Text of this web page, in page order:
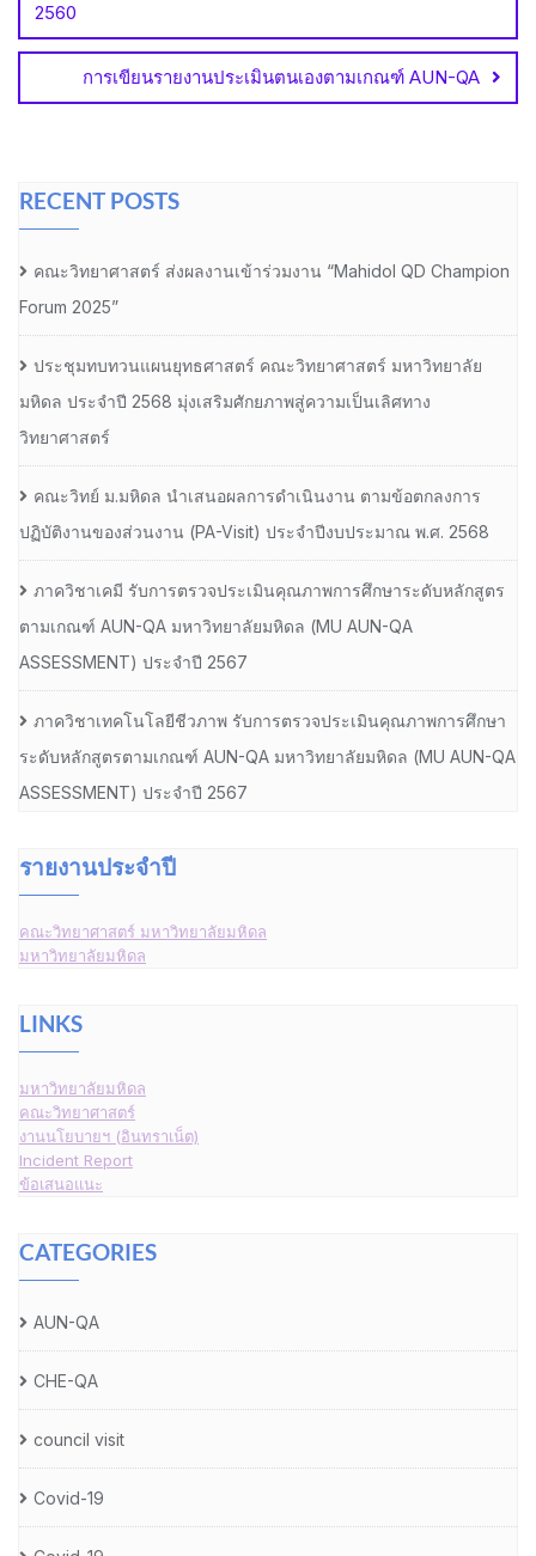
2560
การเขียนรายงานประเมินตนเองตามเกณฑ์ AUN-QA
RECENT POSTS
คณะวิทยาศาสตร์ ส่งผลงานเข้าร่วมงาน “Mahidol QD Champion
Forum 2025”
ประชุมทบทวนแผนยุทธศาสตร์ คณะวิทยาศาสตร์ มหาวิทยาลัย
มหิดล ประจำปี 2568 มุ่งเสริมศักยภาพสู่ความเป็นเลิศทาง
วิทยาศาสตร์
คณะวิทย์ ม.มหิดล นำเสนอผลการดำเนินงาน ตามข้อตกลงการ
ปฏิบัติงานของส่วนงาน (PA-Visit) ประจำปีงบประมาณ พ.ศ. 2568
ภาควิชาเคมี รับการตรวจประเมินคุณภาพการศึกษาระดับหลักสูตร
ตามเกณฑ์ AUN-QA มหาวิทยาลัยมหิดล (MU AUN-QA
ASSESSMENT) ประจำปี 2567
ภาควิชาเทคโนโลยีชีวภาพ รับการตรวจประเมินคุณภาพการศึกษา
ระดับหลักสูตรตามเกณฑ์ AUN-QA มหาวิทยาลัยมหิดล (MU AUN-QA
ASSESSMENT) ประจำปี 2567
รายงานประจำปี
คณะวิทยาศาสตร์ มหาวิทยาลัยมหิดล
มหาวิทยาลัยมหิดล
LINKS
มหาวิทยาลัยมหิดล
คณะวิทยาศาสตร์
งานนโยบายฯ (อินทราเน็ต)
Incident Report
ข้อเสนอแนะ
CATEGORIES
AUN-QA
CHE-QA
council visit
Covid-19